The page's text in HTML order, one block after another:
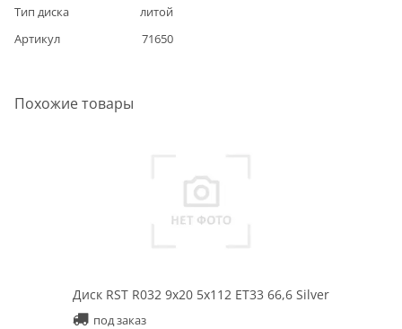
Тип диска
литой
Артикул
71650
Похожие товары
Диск RST R032 9x20 5x112 ET33 66,6 Silver
под заказ